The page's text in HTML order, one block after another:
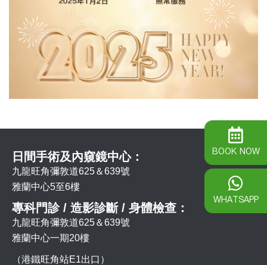
日間手術及內窺鏡中心：
九龍旺角彌敦道625＆639號
雅蘭中心5至6樓
專科門診 / 造影診斷 / 身體檢查：
九龍旺角彌敦道625＆639號
雅蘭中心一期20樓
（港鐵旺角站E1出口）
BOOK NOW
WHATSAPP